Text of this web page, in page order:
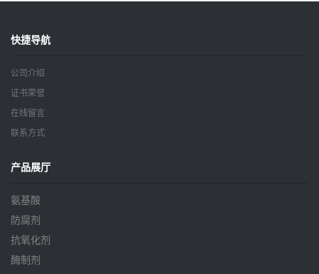
快捷导航
公司介绍
证书荣誉
在线留言
联系方式
产品展厅
氨基酸
防腐剂
抗氧化剂
酶制剂